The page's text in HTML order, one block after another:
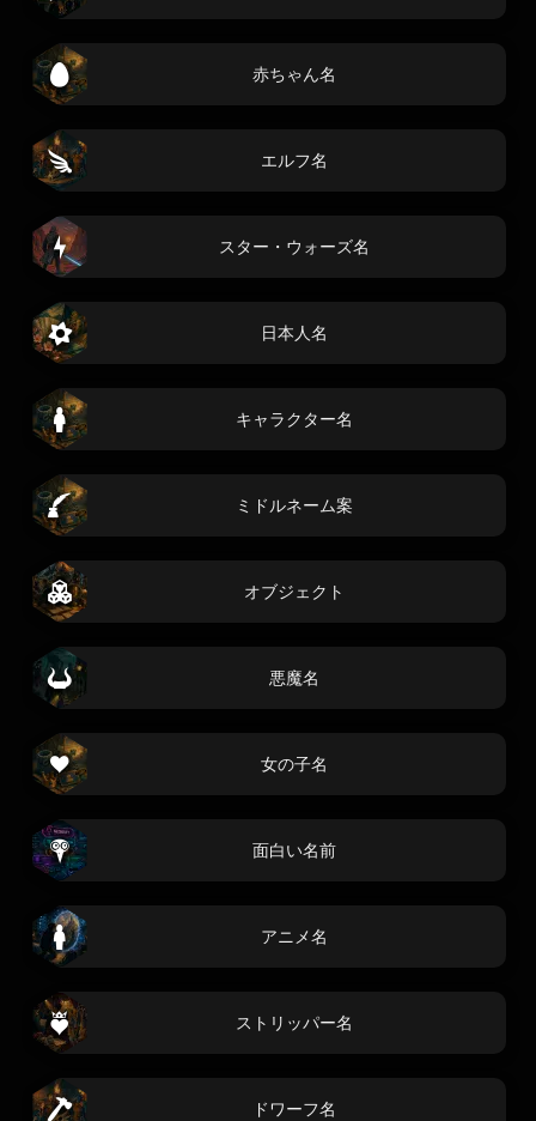
赤ちゃん名
エルフ名
スター・ウォーズ名
日本人名
キャラクター名
ミドルネーム案
オブジェクト
悪魔名
女の子名
面白い名前
アニメ名
ストリッパー名
ドワーフ名